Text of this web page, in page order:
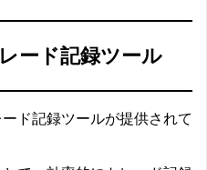
ード記録ツール
ド記録ツールが提供されて